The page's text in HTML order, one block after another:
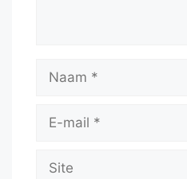
Naam
Site